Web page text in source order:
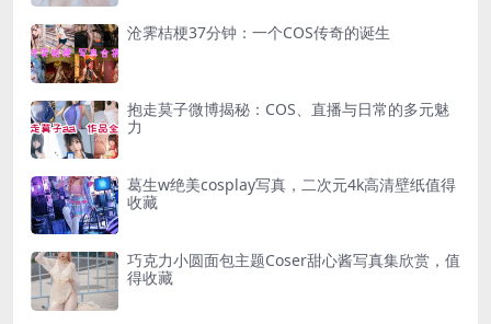
沧霁桔梗37分钟：一个COS传奇的诞生
抱走莫子微博揭秘：COS、直播与日常的多元魅
力
葛生w绝美cosplay写真，二次元4k高清壁纸值得
收藏
巧克力小圆面包主题Coser甜心酱写真集欣赏，值
得收藏